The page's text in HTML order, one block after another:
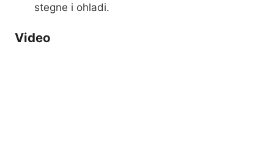
stegne i ohladi.
Video